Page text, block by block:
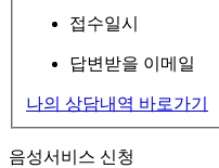
접수일시
답변받을 이메일
나의 상담내역 바로가기
음성서비스 신청